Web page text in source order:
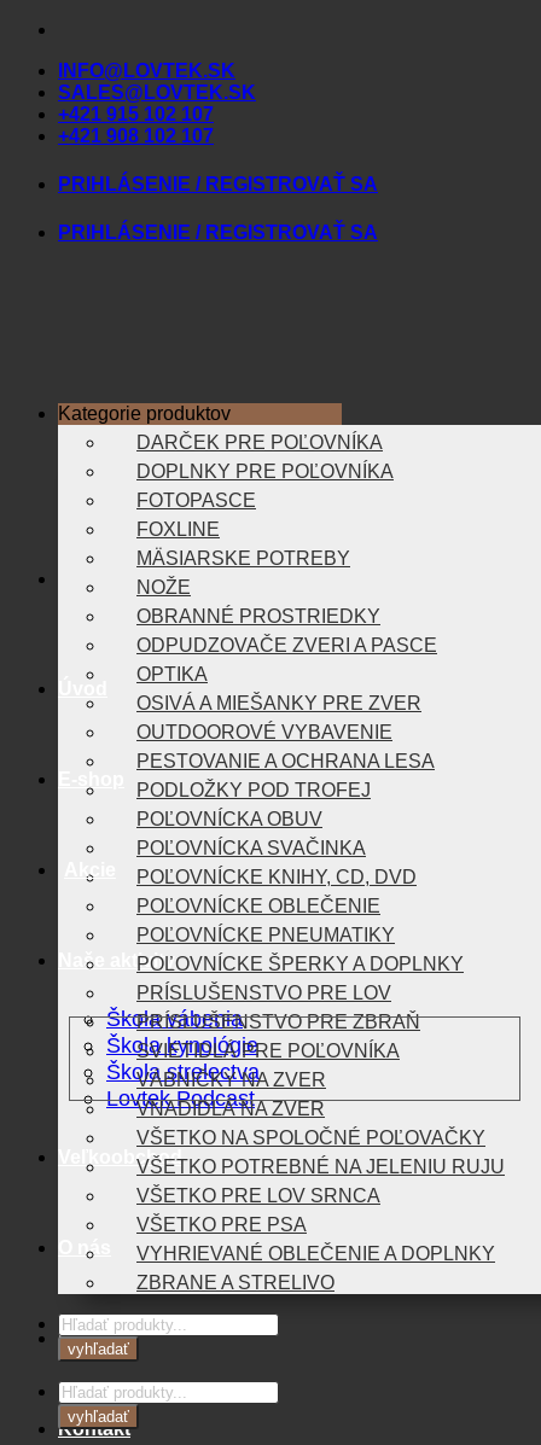
Skip
contentINFO@LOVTEK.SK
SALES@LOVTEK.SK
+421 915 102 107
+421 908 102 107
PRIHLÁSENIE / REGISTROVAŤ SA
PRIHLÁSENIE / REGISTROVAŤ SA
Akcie
Naše aktivity
Škola vábenia
Škola kynológie
Škola strelectva
Lovtek Podcast
Veľkoobchod
O nás
Blog
Kontakt
Kategorie produktov
DARČEK PRE POĽOVNÍKA
DOPLNKY PRE POĽOVNÍKA
FOTOPASCE
FOXLINE
MÄSIARSKE POTREBY
NOŽE
OBRANNÉ PROSTRIEDKY
ODPUDZOVAČE ZVERI A PASCE
OPTIKA
OSIVÁ A MIEŠANKY PRE ZVER
OUTDOOROVÉ VYBAVENIE
PESTOVANIE A OCHRANA LESA
PODLOŽKY POD TROFEJ
POĽOVNÍCKA OBUV
POĽOVNÍCKA SVAČINKA
POĽOVNÍCKE KNIHY, CD, DVD
POĽOVNÍCKE OBLEČENIE
POĽOVNÍCKE PNEUMATIKY
POĽOVNÍCKE ŠPERKY A DOPLNKY
PRÍSLUŠENSTVO PRE LOV
PRÍSLUŠENSTVO PRE ZBRAŇ
SVIETIDLÁ PRE POĽOVNÍKA
VÁBNIČKY NA ZVER
VNADIDLÁ NA ZVER
VŠETKO NA SPOLOČNÉ POĽOVAČKY
VŠETKO POTREBNÉ NA JELENIU RUJU
VŠETKO PRE LOV SRNCA
VŠETKO PRE PSA
VYHRIEVANÉ OBLEČENIE A DOPLNKY
ZBRANE A STRELIVO
Products
search
vyhľadať
Products
search
vyhľadať